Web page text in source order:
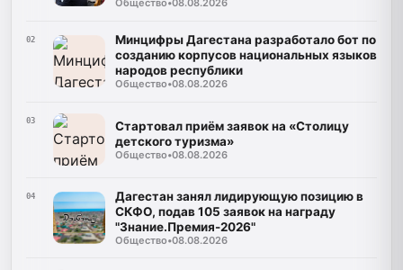
Общество•08.08.2026
02
Минцифры Дагестана разработало бот по
созданию корпусов национальных языков
народов республики
Общество•08.08.2026
03
Стартовал приём заявок на «Столицу
детского туризма»
Общество•08.08.2026
04
Дагестан занял лидирующую позицию в
СКФО, подав 105 заявок на награду
"Знание.Премия-2026"
Общество•08.08.2026